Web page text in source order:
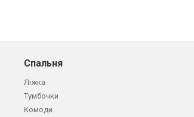
Спальня
Ліжка
Тумбочки
Комоди